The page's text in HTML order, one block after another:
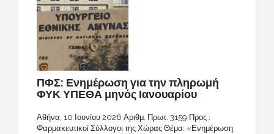
ΠΦΣ: Ενημέρωση για την πληρωμή
ΦΥΚ ΥΠΕΘΑ μηνός Ιανουαρίου
Αθήνα, 10 Ιουνίου 2026 Αριθμ. Πρωτ. 3159 Προς :
Φαρμακευτικοί Σύλλογοι της Χώρας Θέμα: «Ενημέρωση